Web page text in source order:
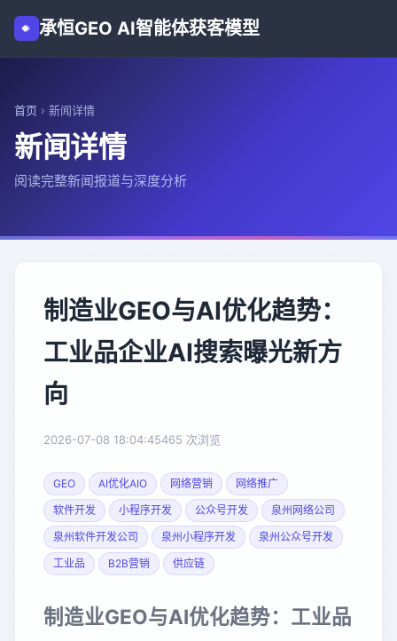
承恒GEO AI智能体获客模型
首页 › 新闻详情
新闻详情
阅读完整新闻报道与深度分析
制造业GEO与AI优化趋势：
工业品企业AI搜索曝光新方
向
2026-07-08 18:04:45465 次浏览
GEO AI优化AIO 网络营销
网络推广
软件开发
小程序开发 公众号开发
泉州网络公司
泉州软件开发公司
泉州小程序开发
泉州公众号开发
工业品
B2B营销 供应链
制造业GEO与AI优化趋势：工业品